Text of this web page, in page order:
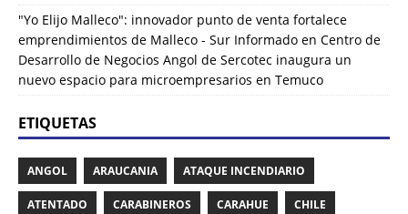
"Yo Elijo Malleco": innovador punto de venta fortalece
emprendimientos de Malleco - Sur Informado en Centro de
Desarrollo de Negocios Angol de Sercotec inaugura un
nuevo espacio para microempresarios en Temuco
ETIQUETAS
ANGOL ARAUCANIA ATAQUE INCENDIARIO
ATENTADO CARABINEROS CARAHUE CHILE